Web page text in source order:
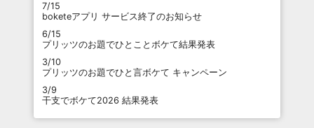
7/15
boketeアプリ サービス終了のお知らせ
6/15
プリッツのお題でひとことボケて結果発表
3/10
プリッツのお題でひと言ボケて キャンペーン
3/9
干支でボケて2026 結果発表